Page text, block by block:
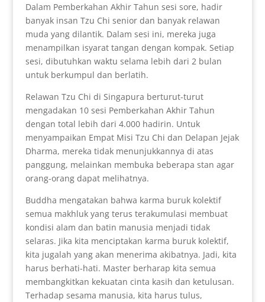
Dalam Pemberkahan Akhir Tahun sesi sore, hadir
banyak insan Tzu Chi senior dan banyak relawan
muda yang dilantik. Dalam sesi ini, mereka juga
menampilkan isyarat tangan dengan kompak. Setiap
sesi, dibutuhkan waktu selama lebih dari 2 bulan
untuk berkumpul dan berlatih.
Relawan Tzu Chi di Singapura berturut-turut
mengadakan 10 sesi Pemberkahan Akhir Tahun
dengan total lebih dari 4.000 hadirin. Untuk
menyampaikan Empat Misi Tzu Chi dan Delapan Jejak
Dharma, mereka tidak menunjukkannya di atas
panggung, melainkan membuka beberapa stan agar
orang-orang dapat melihatnya.
Buddha mengatakan bahwa karma buruk kolektif
semua makhluk yang terus terakumulasi membuat
kondisi alam dan batin manusia menjadi tidak
selaras. Jika kita menciptakan karma buruk kolektif,
kita jugalah yang akan menerima akibatnya. Jadi, kita
harus berhati-hati. Master berharap kita semua
membangkitkan kekuatan cinta kasih dan ketulusan.
Terhadap sesama manusia, kita harus tulus,